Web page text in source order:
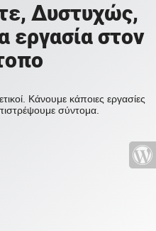
Δυστυχώς,
εργασία στον
Κάνουμε κάποιες εργασίες
σύντομα.